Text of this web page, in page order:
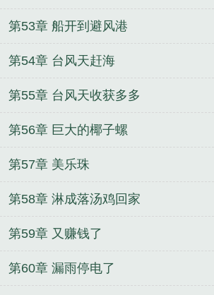
第53章 船开到避风港
第54章 台风天赶海
第55章 台风天收获多多
第56章 巨大的椰子螺
第57章 美乐珠
第58章 淋成落汤鸡回家
第59章 又赚钱了
第60章 漏雨停电了